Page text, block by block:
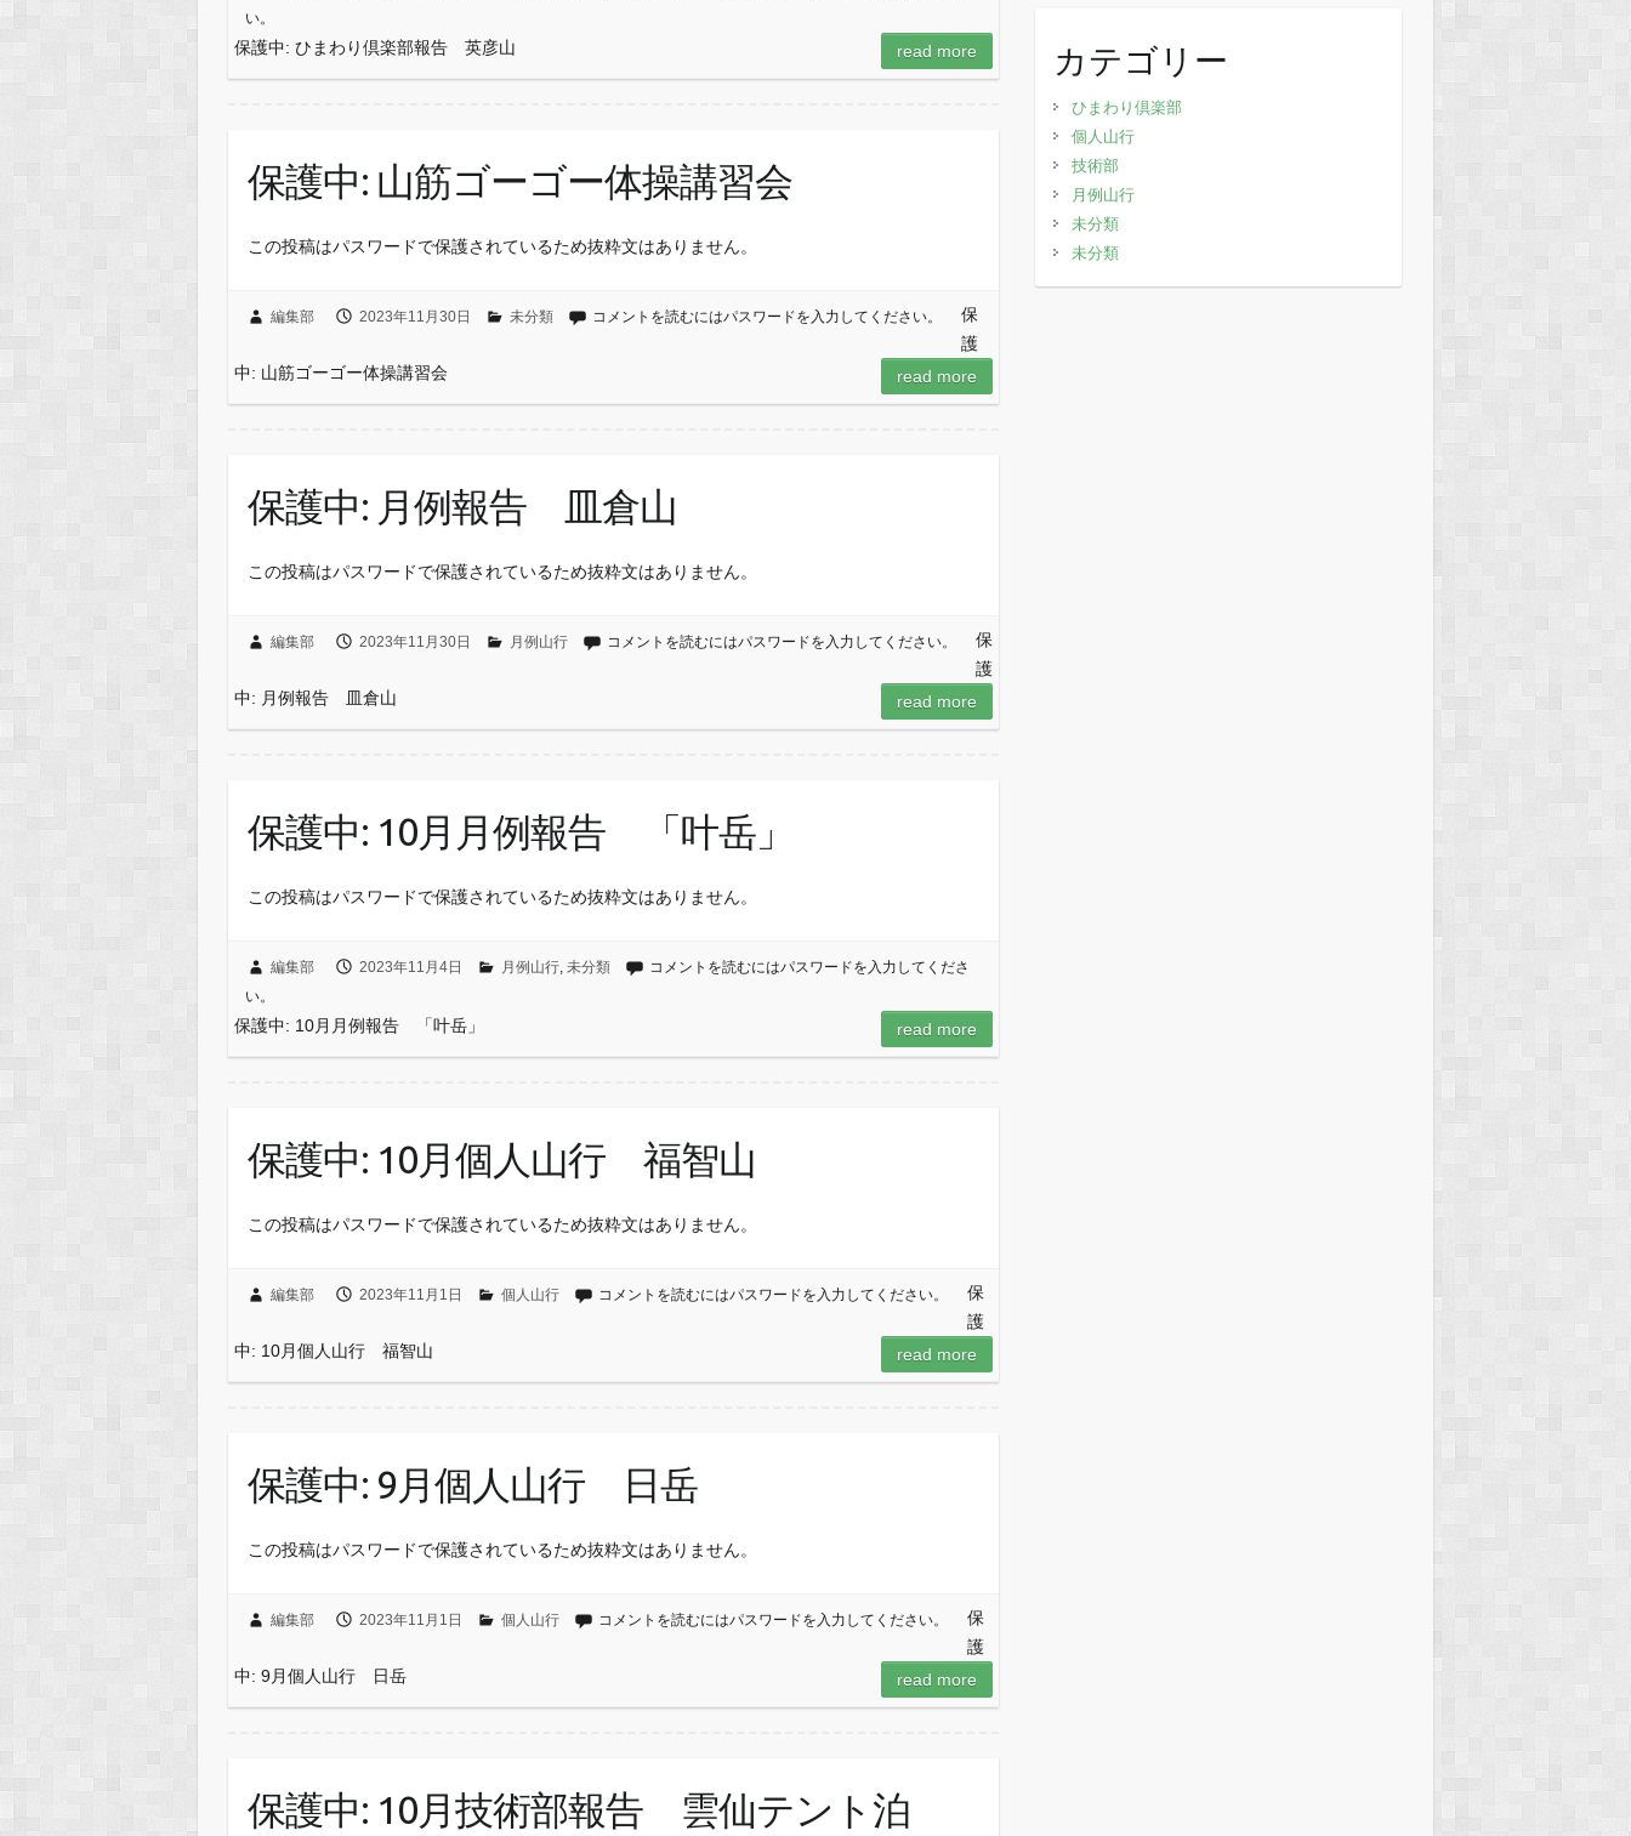
い。
保護中: ひまわり倶楽部報告 英彦山 read more
保護中: 山筋ゴーゴー体操講習会
この投稿はパスワードで保護されているため抜粋文はありません。
編集部 2023年11月30日 未分類 コメントを読むにはパスワードを入力してください。
保
護
中: 山筋ゴーゴー体操講習会
read more
保護中: 月例報告 皿倉山
この投稿はパスワードで保護されているため抜粋文はありません。
編集部 2023年11月30日 月例山行 コメントを読むにはパスワードを入力してください。
保
護
中: 月例報告 皿倉山
read more
保護中: 10月月例報告 「叶岳」
この投稿はパスワードで保護されているため抜粋文はありません。
編集部 2023年11月4日 月例山行, 未分類
コメントを読むにはパスワードを入力してくださ
い。
保護中: 10月月例報告 「叶岳」 read more
保護中: 10月個人山行 福智山
この投稿はパスワードで保護されているため抜粋文はありません。
編集部 2023年11月1日 個人山行 コメントを読むにはパスワードを入力してください。
保
護
中: 10月個人山行 福智山
read more
保護中: 9月個人山行 日岳
この投稿はパスワードで保護されているため抜粋文はありません。
編集部 2023年11月1日 個人山行 コメントを読むにはパスワードを入力してください。
保
護
中: 9月個人山行 日岳
read more
保護中: 10月技術部報告 雲仙テント泊
カテゴリー
ひまわり倶楽部
個人山行
技術部
月例山行
未分類
未分類